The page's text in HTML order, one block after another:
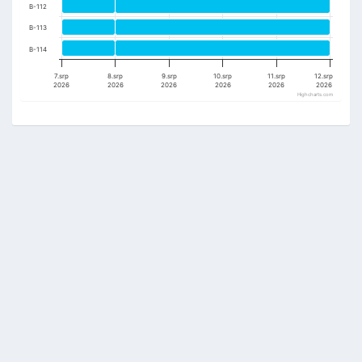
7.srp
2026
8.srp
2026
9.srp
2026
10.srp
2026
11.srp
2026
12.srp
2026
B-112
B-113
B-114
Highcharts.com